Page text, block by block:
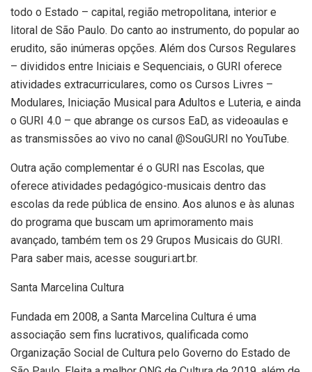
todo o Estado – capital, região metropolitana, interior e
litoral de São Paulo. Do canto ao instrumento, do popular ao
erudito, são inúmeras opções. Além dos Cursos Regulares
– divididos entre Iniciais e Sequenciais, o GURI oferece
atividades extracurriculares, como os Cursos Livres –
Modulares, Iniciação Musical para Adultos e Luteria, e ainda
o GURI 4.0 – que abrange os cursos EaD, as videoaulas e
as transmissões ao vivo no canal @SouGURI no YouTube.
Outra ação complementar é o GURI nas Escolas, que
oferece atividades pedagógico-musicais dentro das
escolas da rede pública de ensino. Aos alunos e às alunas
do programa que buscam um aprimoramento mais
avançado, também tem os 29 Grupos Musicais do GURI.
Para saber mais, acesse souguri.art.br.
Santa Marcelina Cultura
Fundada em 2008, a Santa Marcelina Cultura é uma
associação sem fins lucrativos, qualificada como
Organização Social de Cultura pelo Governo do Estado de